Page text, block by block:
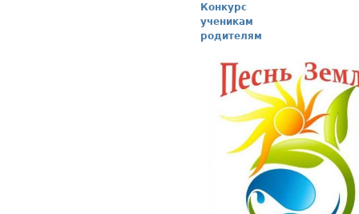
Конкурс
ученикам
родителям